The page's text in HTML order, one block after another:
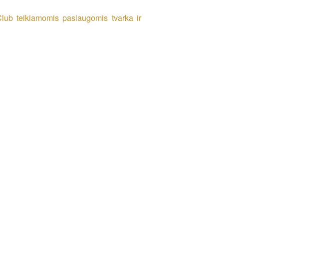
teikiamomis paslaugomis tvarka ir